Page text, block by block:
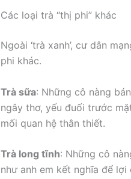
Các loại trà “thị phi” khác
Ngoài ‘trà xanh’, cư dân
phi khác.
Trà sữa: Những cô nàng
ngây thơ, yếu đuối trước
mối quan hệ thân thiết.
Trà long tĩnh: Những cô
như anh em kết nghĩa để